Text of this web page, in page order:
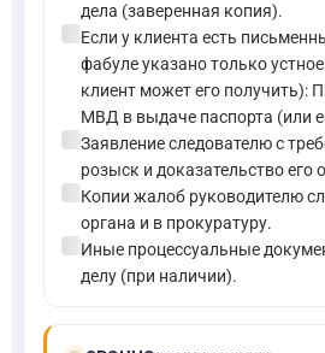
дела (заверенная копия).
Если у клиента есть
фабуле указано только
клиент может его получить):
МВД в выдаче паспорта (или
Заявление следователю с
розыск и доказательство его
Копии жалоб руководителю
органа и в прокуратуру.
Иные процессуальные
делу (при наличии).